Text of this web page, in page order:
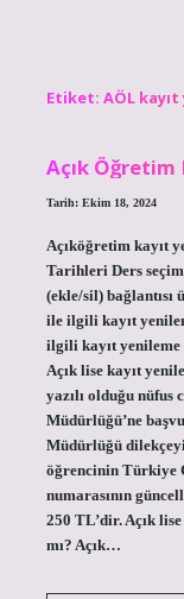
Etiket: AÖL
Açık Öğretim
Tarih: Ekim 18, 2024
Açıköğretim kayıt
Tarihleri ​​Ders
(ekle/sil) bağlantısı
ile ilgili kayıt
ilgili kayıt yenileme
Açık lise kayıt
yazılı olduğu
Müdürlüğü’ne
Müdürlüğü
öğrencinin Türkiye
numarasının
250 TL’dir. Açık
mı? Açık…